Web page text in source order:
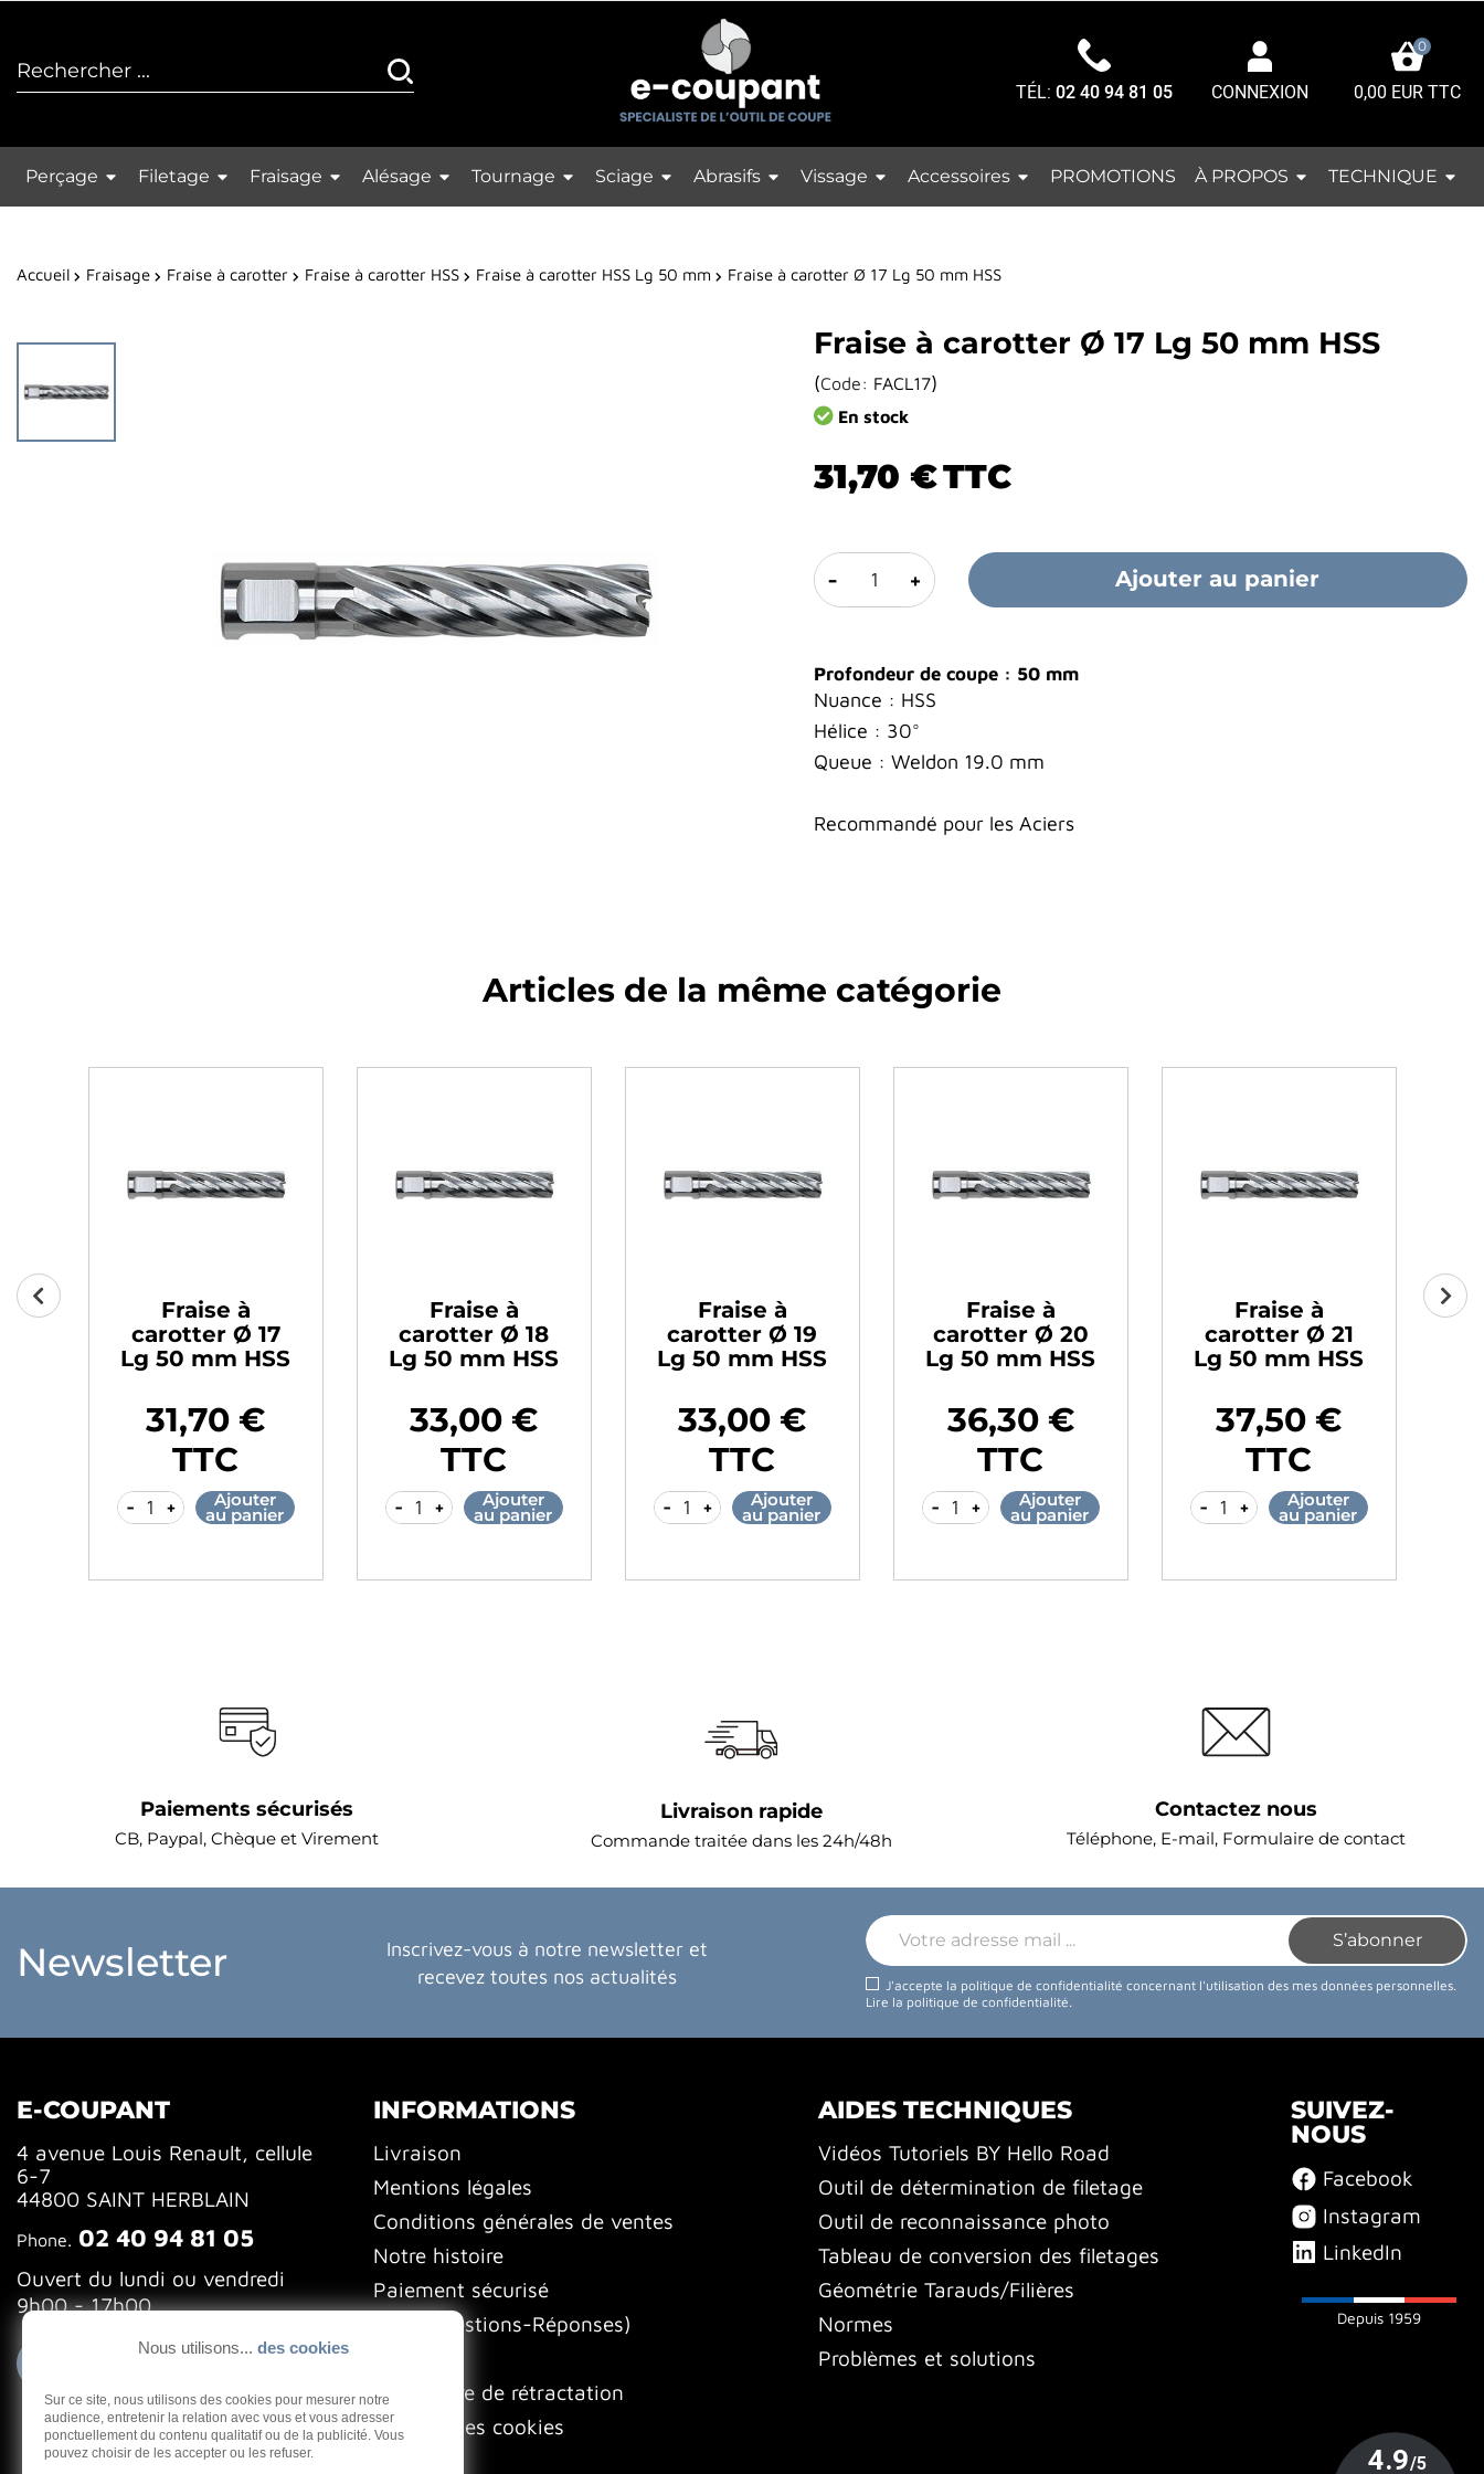
TÉL:02 40 94 81 05 CONNEXION
0
0,00 EUR TTC
Perçage Filetage Fraisage Alésage Tournage Sciage Abrasifs Vissage Accessoires PROMOTIONS À PROPOS TECHNIQUE
Accueil Fraisage Fraise à carotter Fraise à carotter HSS Fraise à carotter HSS Lg 50 mm Fraise à carotter Ø 17 Lg 50 mm HSS
Fraise à carotter Ø 17 Lg 50 mm HSS
(Code: FACL17)
En stock
31,70 €TTC
- + Ajouter au panier
Profondeur de coupe : 50 mm
Nuance : HSS
Hélice : 30°
Queue : Weldon 19.0 mm
Recommandé pour les Aciers
Articles de la même catégorie
Fraise à
carotter Ø 17
Lg 50 mm HSS
31,70 €
TTC
- + Ajouter
au panier
Fraise à
carotter Ø 18
Lg 50 mm HSS
33,00 €
TTC
- + Ajouter
au panier
Fraise à
carotter Ø 19
Lg 50 mm HSS
33,00 €
TTC
- + Ajouter
au panier
Fraise à
carotter Ø 20
Lg 50 mm HSS
36,30 €
TTC
- + Ajouter
au panier
Fraise à
carotter Ø 21
Lg 50 mm HSS
37,50 €
TTC
- + Ajouter
au panier
Paiements sécurisés
CB, Paypal, Chèque et Virement
Livraison rapide
Commande traitée dans les 24h/48h
Contactez nous
Téléphone, E-mail, Formulaire de contact
Newsletter
Inscrivez-vous à notre newsletter et
recevez toutes nos actualités
J'accepte la politique de confidentialité concernant l'utilisation des mes données personnelles.
Lire la politique de confidentialité.
E-COUPANT
4 avenue Louis Renault, cellule
6-7
44800 SAINT HERBLAIN
Phone. 02 40 94 81 05
Ouvert du lundi ou vendredi
9h00 - 17h00
INFORMATIONS
Livraison
Mentions légales
Conditions générales de ventes
Notre histoire
Paiement sécurisé
FAQ (Questions-Réponses)
Formulaire de rétractation
Gestion des cookies
AIDES TECHNIQUES
Vidéos Tutoriels BY Hello Road
Outil de détermination de filetage
Outil de reconnaissance photo
Tableau de conversion des filetages
Géométrie Tarauds/Filières
Normes
Problèmes et solutions
SUIVEZ-
NOUS
Facebook
Instagram
LinkedIn
Depuis 1959
Nous utilisons... des cookies
Sur ce site, nous utilisons des cookies pour mesurer notre
audience, entretenir la relation avec vous et vous adresser
ponctuellement du contenu qualitatif ou de la publicité. Vous
pouvez choisir de les accepter ou les refuser.